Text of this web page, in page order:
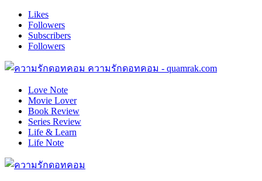
Likes
Followers
Subscribers
Followers
ความรักดอทคอม - quamrak.com
Love Note
Movie Lover
Book Review
Series Review
Life & Learn
Life Note